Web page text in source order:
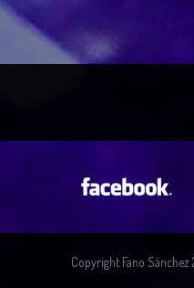
Copyright Fano Sánchez